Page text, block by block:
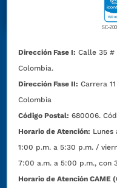
Dirección Fase I: Calle 35 #
Colombia.
Dirección Fase II: Carrera
Colombia
Código Postal: 680006.
Horario de Atención: Lunes
1:00 p.m. a 5:30 p.m. /
7:00 a.m. a 5:00 p.m., con
Horario de Atención CAME